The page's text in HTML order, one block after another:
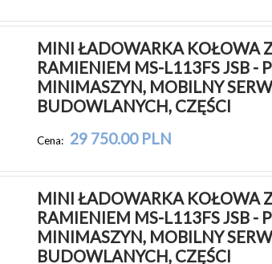
MINI ŁADOWARKA KOŁOWA
RAMIENIEM MS-L113FS JSB -
MINIMASZYN, MOBILNY
BUDOWLANYCH, CZĘŚCI
Cena: 29 750.00 PLN
MINI ŁADOWARKA KOŁOWA
RAMIENIEM MS-L113FS JSB -
MINIMASZYN, MOBILNY
BUDOWLANYCH, CZĘŚCI